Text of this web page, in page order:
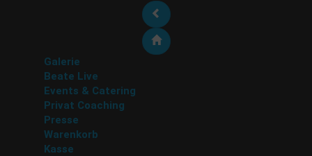
Galerie
Beate Live
Events & Catering
Privat Coaching
Presse
Warenkorb
Kasse